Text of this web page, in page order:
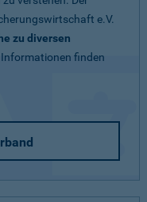
e.V.
zu diversen
finden